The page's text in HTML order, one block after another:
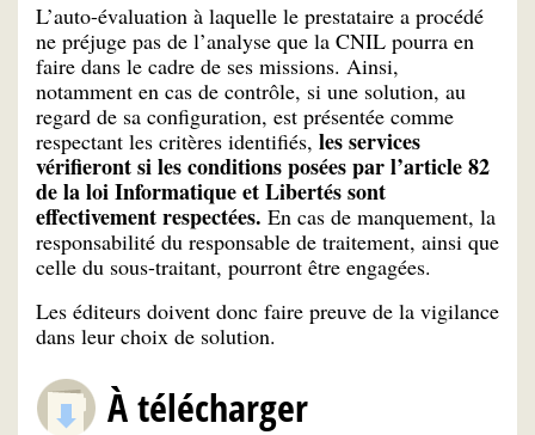
L’auto-évaluation à laquelle le prestataire a procédé
ne préjuge pas de l’analyse que la CNIL pourra en
faire dans le cadre de ses missions. Ainsi,
notamment en cas de contrôle, si une solution, au
regard de sa configuration, est présentée comme
respectant les critères identifiés, les services
vérifieront si les conditions posées par l’article 82
de la loi Informatique et Libertés sont
effectivement respectées. En cas de manquement, la
responsabilité du responsable de traitement, ainsi que
celle du sous-traitant, pourront être engagées.
Les éditeurs doivent donc faire preuve de la vigilance
dans leur choix de solution.
À télécharger